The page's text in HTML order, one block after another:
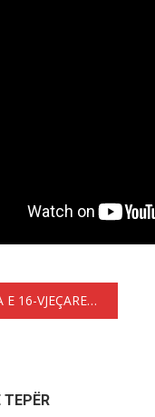
– 650 SHQIPTARË TË ZHDUKUR QË NGA 1991
TEPËR